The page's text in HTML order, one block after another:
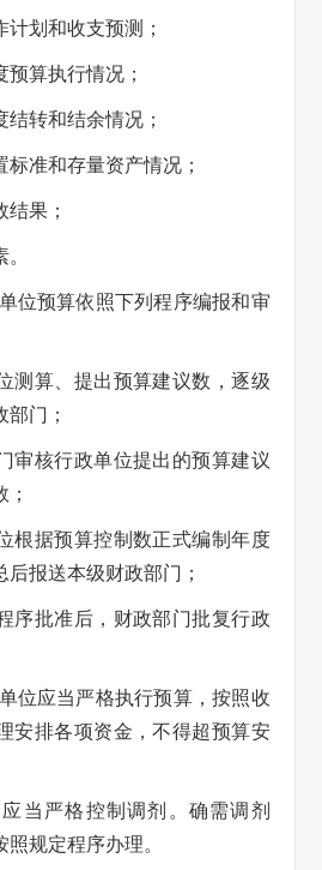
划和收支预测；
算执行情况；
转和结余情况；
准和存量资产情况；
果；
预算依照下列程序编报和审
算、提出预算建议数，逐级
部门；
核行政单位提出的预算建议
；
据预算控制数正式编制年度
后报送本级财政部门；
批准后，财政部门批复行政
应当严格执行预算，按照收
安排各项资金，不得超预算安
严格控制调剂。确需调剂
照规定程序办理。